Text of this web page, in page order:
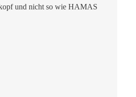
kopf und nicht so wie HAMAS